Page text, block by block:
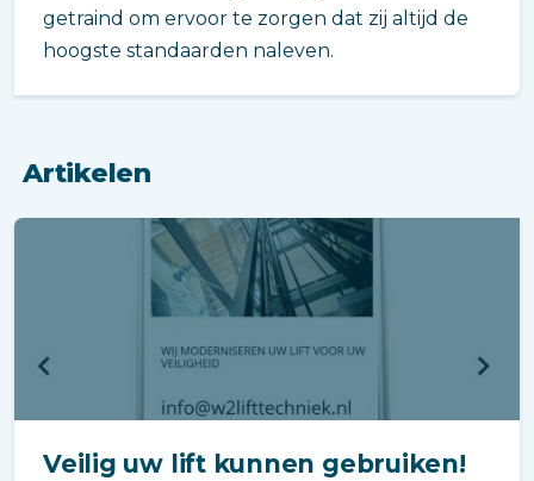
getraind om ervoor te zorgen dat zij altijd de
hoogste standaarden naleven.
Artikelen
Veilig uw lift kunnen gebruiken!